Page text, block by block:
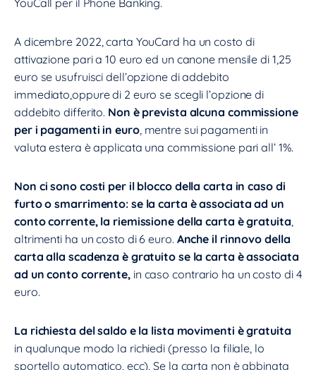
YouCall per il Phone Banking.
A dicembre 2022, carta YouCard ha un costo di
attivazione pari a 10 euro ed un canone mensile di 1,25
euro se usufruisci dell’opzione di addebito
immediato,oppure di 2 euro se scegli l’opzione di
addebito differito. Non è prevista alcuna commissione
per i pagamenti in euro, mentre sui pagamenti in
valuta estera è applicata una commissione pari all’ 1%.
Non ci sono costi per il blocco della carta in caso di
furto o smarrimento: se la carta è associata ad un
conto corrente, la riemissione della carta è gratuita,
altrimenti ha un costo di 6 euro. Anche il rinnovo della
carta alla scadenza è gratuito se la carta è associata
ad un conto corrente,in caso contrario ha un costo di 4
euro.
La richiesta del saldo e la lista movimenti è gratuita
in qualunque modo la richiedi (presso la filiale, lo
sportello automatico, ecc). Se la carta non è abbinata